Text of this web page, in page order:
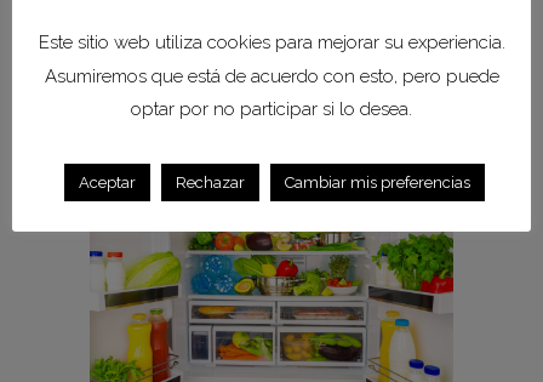
Este sitio web utiliza cookies para mejorar su experiencia.
Asumiremos que está de acuerdo con esto, pero puede
optar por no participar si lo desea.
Aceptar Rechazar Cambiar mis preferencias